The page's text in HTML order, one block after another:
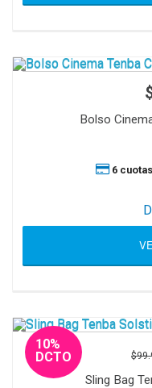
Bolso
6 cuotas
10%
DCTO
Sling Bag